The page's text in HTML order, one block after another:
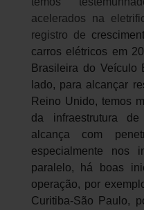
acelerados na
registro de
carros elétricos em
Brasileira do Veículo
lado, para alcançar
Reino Unido, temos
da infraestrutura
alcança com
especialmente nos
paralelo, há boas
operação, por
Curitiba-São Paulo,